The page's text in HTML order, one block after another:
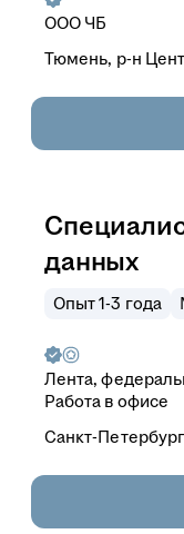
ООО ЧБ
Тюмень, р-н
данных
Опыт 1-3 года
Лента,
Работа в офисе
Санкт-Петербург